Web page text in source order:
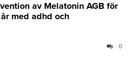
av Melatonin AGB för
med adhd och
0